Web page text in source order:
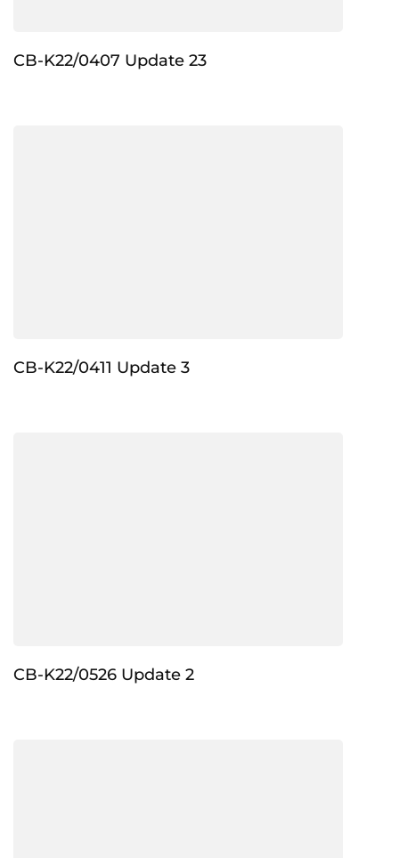
CB-K22/0407 Update 23
CB-K22/0411 Update 3
CB-K22/0526 Update 2